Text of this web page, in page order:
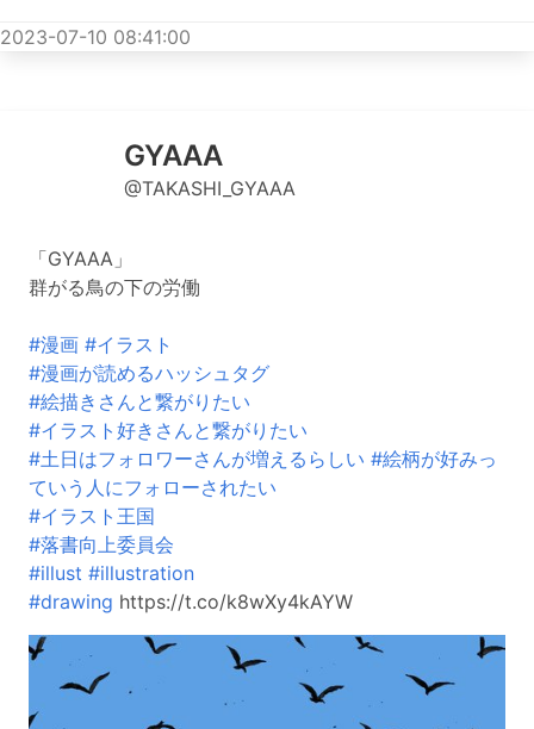
2023-07-10 08:41:00
GYAAA
@TAKASHI_GYAAA
「GYAAA」
群がる鳥の下の労働
#漫画 #イラスト
#漫画が読めるハッシュタグ
#絵描きさんと繋がりたい
#イラスト好きさんと繋がりたい
#土日はフォロワーさんが増えるらしい #絵柄が好みっ
ていう人にフォローされたい
#イラスト王国
#落書向上委員会
#illust #illustration
#drawing https://t.co/k8wXy4kAYW